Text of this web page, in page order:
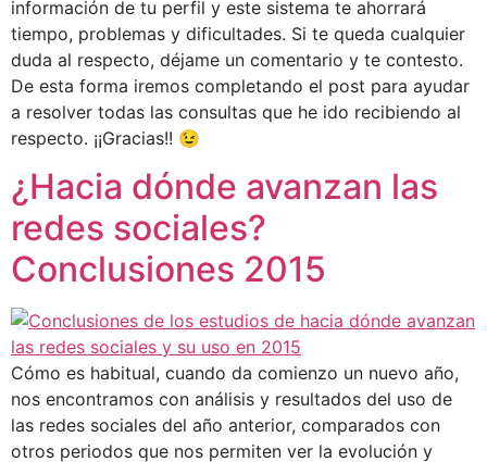
información de tu perfil y este sistema te ahorrará
tiempo, problemas y dificultades. Si te queda cualquier
duda al respecto, déjame un comentario y te contesto.
De esta forma iremos completando el post para ayudar
a resolver todas las consultas que he ido recibiendo al
respecto. ¡¡Gracias!! 😉
¿Hacia dónde avanzan las
redes sociales?
Conclusiones 2015
Cómo es habitual, cuando da comienzo un nuevo año,
nos encontramos con análisis y resultados del uso de
las redes sociales del año anterior, comparados con
otros periodos que nos permiten ver la evolución y